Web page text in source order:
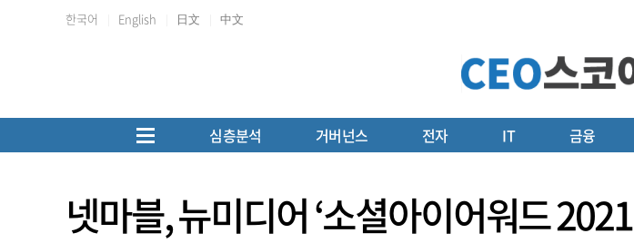
한국어 English 日文 中文
심층분석 거버넌스 전자 IT 금융
넷마블, 뉴미디어 ‘소셜아이어워드